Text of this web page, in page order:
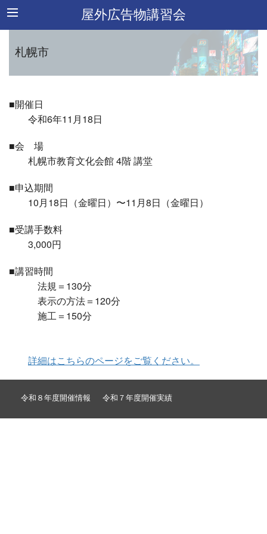
屋外広告物講習会
札幌市
■開催日
令和6年11月18日
■会 場
札幌市教育文化会館 4階 講堂
■申込期間
10月18日（金曜日）〜11月8日（金曜日）
■受講手数料
3,000円
■講習時間
法規＝130分
表示の方法＝120分
施工＝150分
詳細はこちらのページをご覧ください。
令和８年度開催情報 令和７年度開催実績